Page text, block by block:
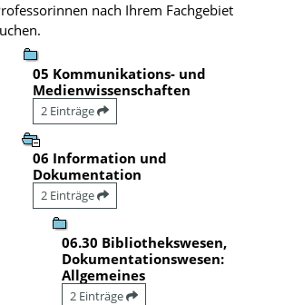
nach Ihrem Fachgebiet
05 Kommunikations- und
Medienwissenschaften
2 Einträge
06 Information und
Dokumentation
2 Einträge
06.30 Bibliothekswesen,
Dokumentationswesen:
Allgemeines
2 Einträge